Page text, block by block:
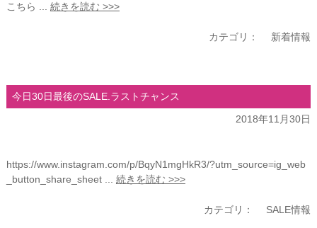
こちら ... 続きを読む >>>
カテゴリ： 新着情報
今日30日最後のSALE.ラストチャンス
2018年11月30日
https://www.instagram.com/p/BqyN1mgHkR3/?utm_source=ig_web
_button_share_sheet ... 続きを読む >>>
カテゴリ： SALE情報